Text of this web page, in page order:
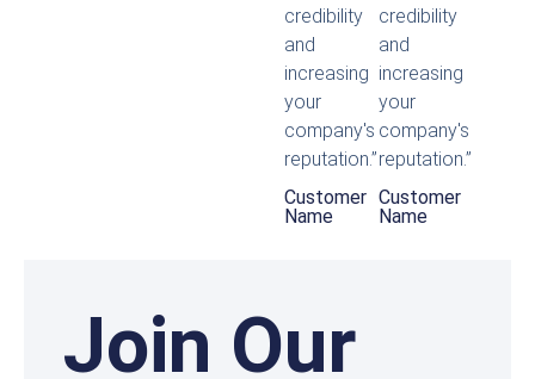
credibility
and
increasing
your
company's
reputation.”
Customer
Name
credibility
and
increasing
your
company's
reputation.”
Customer
Name
Join Our